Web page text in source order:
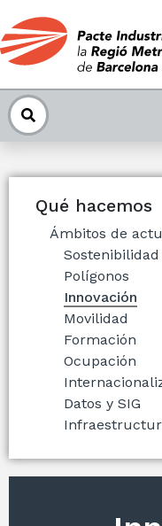
Qué hacemos
Ámbitos de
Sostenibilidad
Polígonos
Innovación
Movilidad
Formación
Ocupación
Datos y SIG